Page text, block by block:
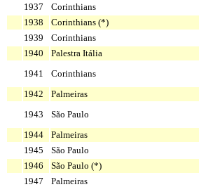
1937
Corinthians
1938
Corinthians (*)
1939
Corinthians
1940
Palestra Itália
1941
Corinthians
1942
Palmeiras
1943
São Paulo
1944
Palmeiras
1945
São Paulo
1946
São Paulo (*)
1947
Palmeiras